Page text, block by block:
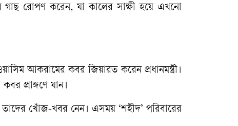
রোপণ করেন, যা কালের সাক্ষী হয়ে এখনো
আকরামের কবর জিয়ারত করেন প্রধানমন্ত্রী।
প্রাঙ্গণে যান।
তাদের খোঁজ-খবর নেন। এসময় ‘শহীদ’ পরিবারের